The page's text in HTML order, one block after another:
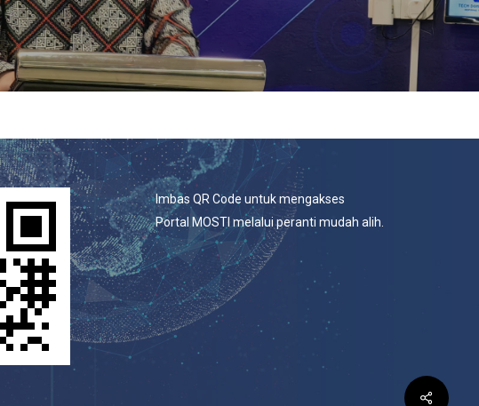
Imbas QR Code untuk mengakses
Portal MOSTI melalui peranti mudah alih.